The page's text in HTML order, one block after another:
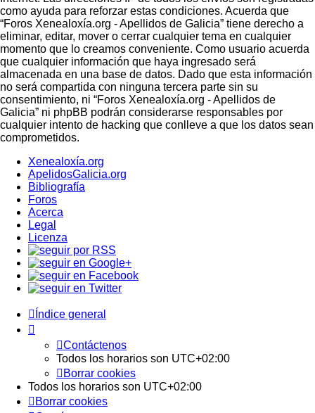
como ayuda para reforzar estas condiciones. Acuerda que
“Foros Xenealoxía.org - Apellidos de Galicia” tiene derecho a
eliminar, editar, mover o cerrar cualquier tema en cualquier
momento que lo creamos conveniente. Como usuario acuerda
que cualquier información que haya ingresado será
almacenada en una base de datos. Dado que esta información
no será compartida con ninguna tercera parte sin su
consentimiento, ni “Foros Xenealoxía.org - Apellidos de
Galicia” ni phpBB podrán considerarse responsables por
cualquier intento de hacking que conlleve a que los datos sean
comprometidos.
Xenealoxía.org
ApelidosGalicia.org
Bibliografía
Foros
Acerca
Legal
Licenza
Índice general
Contáctenos
Todos los horarios son UTC+02:00
Borrar cookies
Todos los horarios son UTC+02:00
Borrar cookies